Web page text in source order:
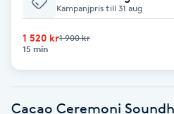
Diamantslipning
Enzympeeling
Extensions
Kampanjpris till 31 aug
1 520 kr1 900 kr
15 min
Cacao Ceremoni